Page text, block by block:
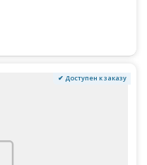
✔ Доступен к заказу